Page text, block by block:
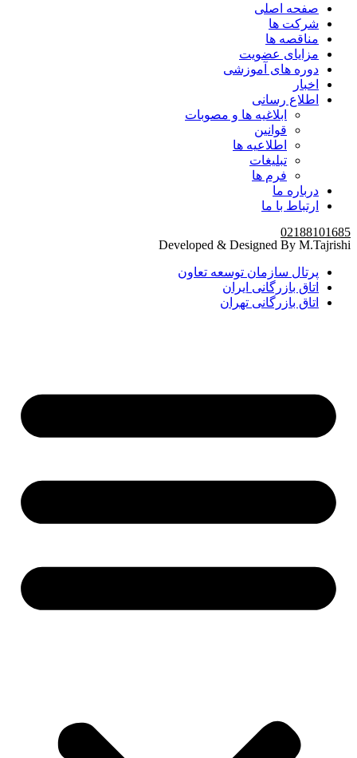
صفحه اصلی
شرکت ها
مناقصه ها
مزایای عضویت
دوره های آموزشی
اخبار
اطلاع رسانی
ابلاغیه ها و مصوبات
قوانین
اطلاعیه ها
تبلیغات
فرم ها
درباره ما
ارتباط با ما
02188101685
Developed & Designed By M.Tajrishi
پرتال سازمان توسعه تعاون
اتاق بازرگانی ایران
اتاق بازرگانی تهران